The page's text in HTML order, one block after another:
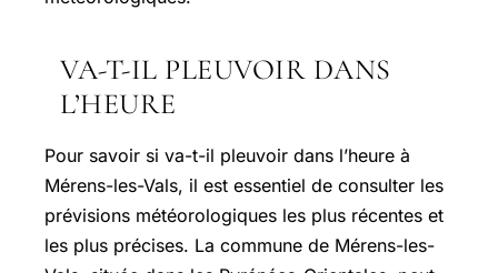
VA-T-IL PLEUVOIR DANS
L’HEURE
Pour savoir si va-t-il pleuvoir dans l’heure à
Mérens-les-Vals, il est essentiel de consulter les
prévisions météorologiques les plus récentes et
les plus précises. La commune de Mérens-les-